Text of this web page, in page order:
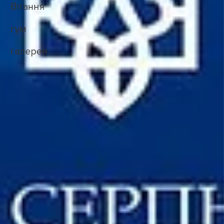
Вітання
гум
галерея